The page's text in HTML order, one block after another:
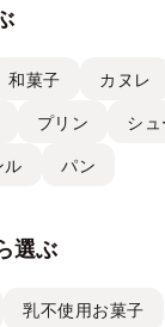
和菓子 カヌレ
プリン シ
ル パン
選ぶ
乳不使用お菓子